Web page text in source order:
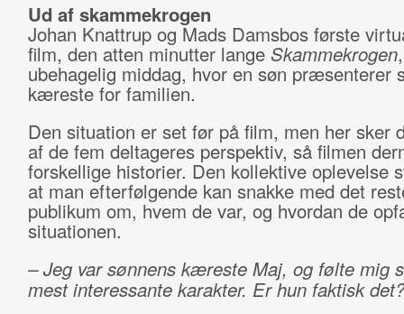
Ud af skammekrogen
Johan Knattrup og Mads Damsbos første
film, den atten minutter lange Skammekrogen
ubehagelig middag, hvor en søn præsenterer
kæreste for familien.
Den situation er set før på film, men her sker
af de fem deltageres perspektiv, så filmen
forskellige historier. Den kollektive oplevelse
at man efterfølgende kan snakke med det
publikum om, hvem de var, og hvordan de
situationen.
– Jeg var sønnens kæreste Maj, og følte mig
mest interessante karakter. Er hun faktisk det?